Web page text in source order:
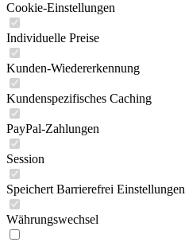
Cookie-Einstellungen
Individuelle Preise
Kunden-Wiedererkennung
Kundenspezifisches Caching
PayPal-Zahlungen
Session
Speichert Barrierefrei Einstellungen
Währungswechsel